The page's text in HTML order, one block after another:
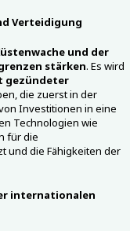
Verteidigung
und der
stärken. Es wird
gezündeter
die zuerst in der
Investitionen in eine
Technologien wie
für die
und die Fähigkeiten der
internationalen